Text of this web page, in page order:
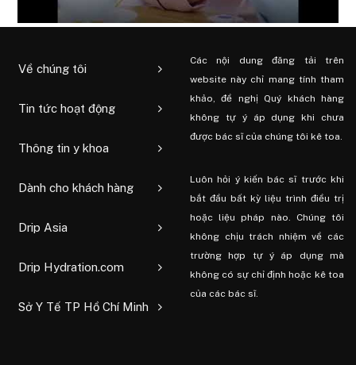
Về chúng tôi
Tin tức hoạt động
Thông tin y khoa
Dành cho khách hàng
Drip Asia
Drip Hydration.com
Sở Y Tế TP Hồ Chí Minh
Các nội dung đăng tải trên
website này chỉ mang tính tham
khảo, đề nghị Quý khách hàng
không tự ý áp dụng khi chưa
được bác sĩ của chúng tôi kê toa.
Luôn hỏi ý kiến ​​bác sĩ trước khi
bắt đầu bất kỳ liệu trình điều trị
hoặc liệu pháp nào. Chúng tôi
không chịu trách nhiệm về các
trường hợp tự ý áp dụng mà
không có sự chỉ định hoặc kê toa
của các bác sĩ.